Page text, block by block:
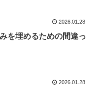
2026.01.28
を埋めるための間違っ
2026.01.28